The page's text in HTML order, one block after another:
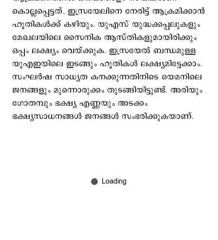
കൊല്ലപ്പെട്ടത്. ഇസ്രയേലിനെ നേരിട്ട് ആക്രമിക്കാന്‍
ഹൂതികള്‍ക്ക് കഴിയും. യുഎസ് യുദ്ധക്കപ്പലുകളും
മേഖലയിലെ സൈനിക ആസ്തികളുമായിരിക്കും
ഒപ്പം ലക്ഷ്യം വെയ്ക്കുക. ഇസ്രയേല്‍ ബന്ധമുള്ള
യുഎഇയിലെ ഇടങ്ങും ഹൂതികള്‍ ലക്ഷ്യമിട്ടേക്കാം.
സംഘര്‍ഷ സാധ്യത കനക്കുന്നതിനിടെ യെമനിലെ
ജനങ്ങളും മുന്നൊരുക്കം തുടങ്ങിയിട്ടുണ്ട്. അരിയും
ഗോതമ്പും ഭക്ഷ്യ എണ്ണയും അടക്കം
ഭക്ഷ്യസാധനങ്ങള്‍ ജനങ്ങള്‍ സംഭരിക്കുകയാണ്.